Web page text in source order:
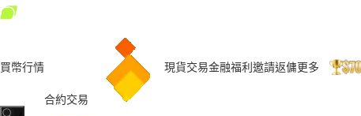
買幣行情
合約交易
現貨交易金融福利邀請返傭更多